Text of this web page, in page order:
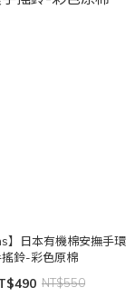
】日本有機棉安撫手環
鈴-彩色原棉
NT$550